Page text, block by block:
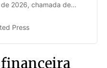
2026, chamada de
Press